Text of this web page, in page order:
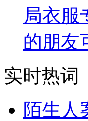
局衣服
的朋友
实时热词
陌生人